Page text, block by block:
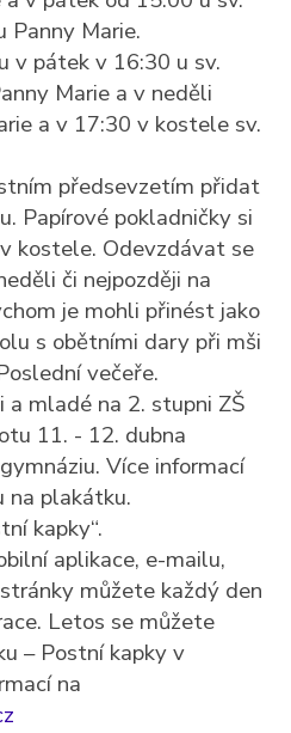
Panny Marie.
v pátek v 16:30 u sv.
Marie a v neděli
a v 17:30 v kostele sv.
předsevzetím přidat
Papírové pokladničky si
kostele. Odevzdávat se
či nejpozději na
je mohli přinést jako
s obětními dary při mši
večeře.
mladé na 2. stupni ZŠ
11. - 12. dubna
Více informací
na plakátku.
kapky“.
aplikace, e-mailu,
můžete každý den
Letos se můžete
– Postní kapky v
na